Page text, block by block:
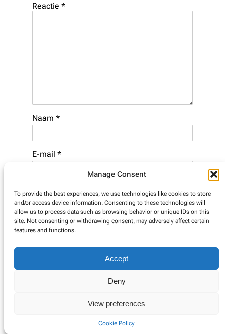
Manage Consent
To provide the best experiences, we use technologies like cookies to store
and/or access device information. Consenting to these technologies will
allow us to process data such as browsing behavior or unique IDs on this
site. Not consenting or withdrawing consent, may adversely affect certain
features and functions.
Accept
Deny
View preferences
Cookie Policy
Reactie *
Naam *
E-mail *
Website
© Copyright 2025. Alle rechten voorbehouden.